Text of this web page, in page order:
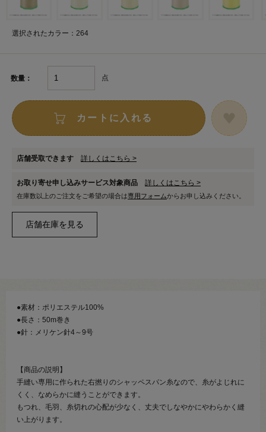
選択されたカラー：264
数量： 点
カートに入れる
店舗受取できます 詳しくはこちら >
お取り寄せ申し込みサービス対象商品 詳しくはこちら >
在庫数以上のご注文をご希望の場合は専用フォームからお申し込みください。
●素材：ポリエステル100%
●長さ：50m巻き
●針：メリケン針4～9号
【商品の説明】
手縫い専用に作られた右撚りのシャッペスパン糸なので、糸がよじれに
くく、なめらかに縫うことができます。
もつれ、毛羽、糸切れの心配が少なく、丈夫でしなやかにやわらかく縫
い上がります。